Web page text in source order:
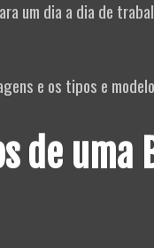
um dia a dia de
e os tipos e
de uma